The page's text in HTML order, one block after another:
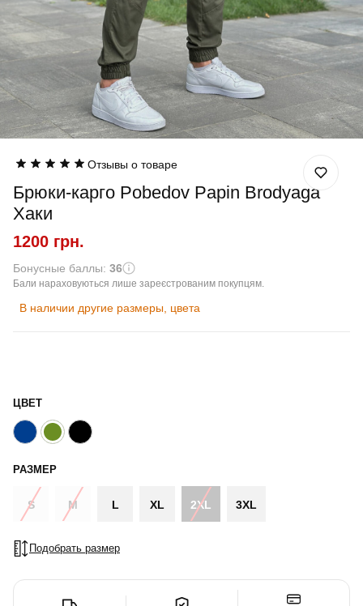
Отзывы о товаре
Брюки-карго Pobedov Papin Brodyaga
Хаки
1200 грн.
Бонусные баллы: 36
Бали нараховуються лише зареєстрованим покупцям.
В наличии другие размеры, цвета
ЦВЕТ
РАЗМЕР
S M L XL 2XL 3XL
Подобрать размер